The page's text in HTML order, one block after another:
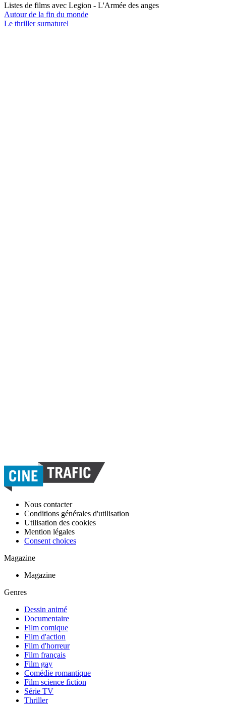
Listes de films avec Legion - L'Armée des anges
Autour de la fin du monde
Le thriller surnaturel
Nous contacter
Conditions générales d'utilisation
Utilisation des cookies
Mention légales
Consent choices
Magazine
Magazine
Genres
Dessin animé
Documentaire
Film comique
Film d'action
Film d'horreur
Film français
Film gay
Comédie romantique
Film science fiction
Série TV
Thriller